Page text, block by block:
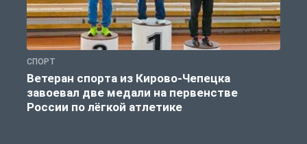
СПОРТ
Ветеран спорта из Кирово-Чепецка
завоевал две медали на первенстве
России по лёгкой атлетике